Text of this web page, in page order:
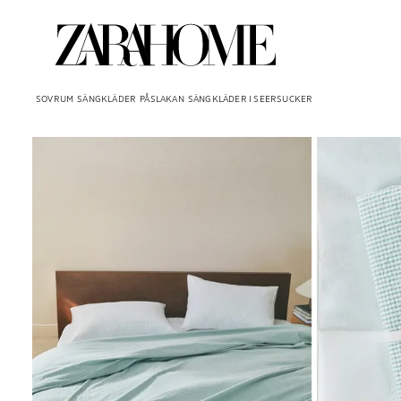
SOVRUM SÄNGKLÄDER PÅSLAKAN SÄNGKLÄDER I SEERSUCKER